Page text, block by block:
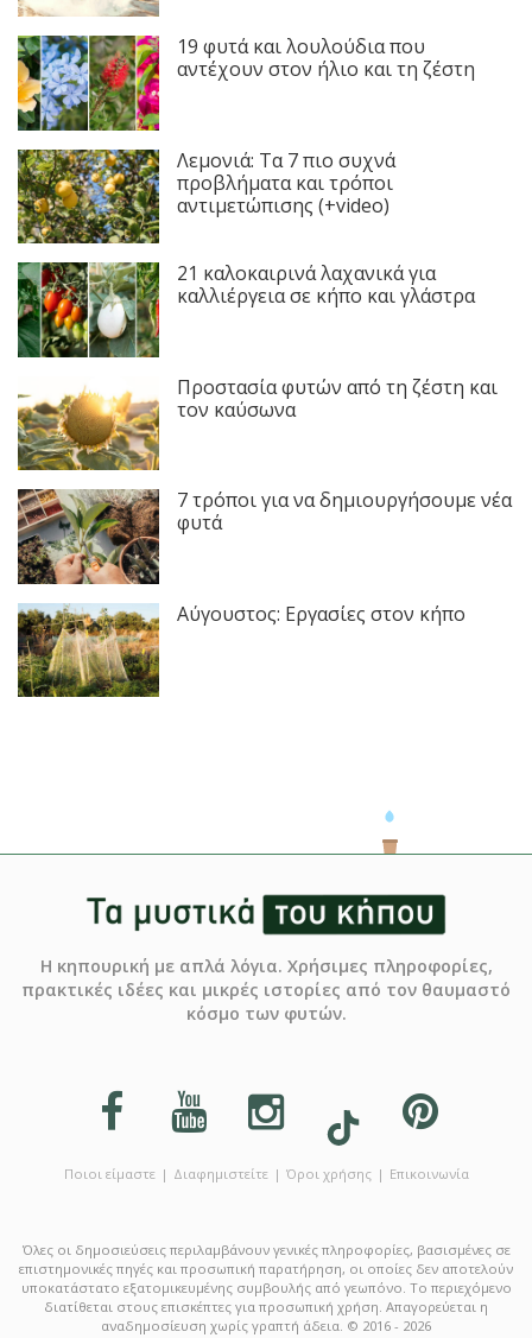
19 φυτά και λουλούδια που
αντέχουν στον ήλιο και τη ζέστη
Λεμονιά: Τα 7 πιο συχνά
προβλήματα και τρόποι
αντιμετώπισης (+video)
21 καλοκαιρινά λαχανικά για
καλλιέργεια σε κήπο και γλάστρα
Προστασία φυτών από τη ζέστη και
τον καύσωνα
7 τρόποι για να δημιουργήσουμε νέα
φυτά
Αύγουστος: Εργασίες στον κήπο
Η κηπουρική με απλά λόγια. Χρήσιμες πληροφορίες,
πρακτικές ιδέες και μικρές ιστορίες από τον θαυμαστό
κόσμο των φυτών.
Ποιοι είμαστε Διαφημιστείτε Όροι χρήσης Επικοινωνία
Όλες οι δημοσιεύσεις περιλαμβάνουν γενικές πληροφορίες, βασισμένες σε
επιστημονικές πηγές και προσωπική παρατήρηση, οι οποίες δεν αποτελούν
υποκατάστατο εξατομικευμένης συμβουλής από γεωπόνο. Το περιεχόμενο
διατίθεται στους επισκέπτες για προσωπική χρήση. Απαγορεύεται η
αναδημοσίευση χωρίς γραπτή άδεια. © 2016 - 2026